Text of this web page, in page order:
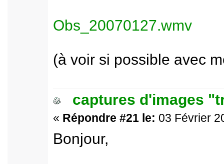
Obs_20070127.wmv
(à voir si possible avec
captures d'images
« Répondre #21 le: 03 Février
Bonjour,